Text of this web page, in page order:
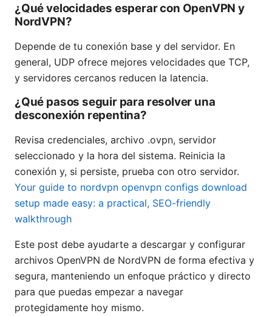
¿Qué velocidades esperar con OpenVPN y
NordVPN?
Depende de tu conexión base y del servidor. En
general, UDP ofrece mejores velocidades que TCP,
y servidores cercanos reducen la latencia.
¿Qué pasos seguir para resolver una
desconexión repentina?
Revisa credenciales, archivo .ovpn, servidor
seleccionado y la hora del sistema. Reinicia la
conexión y, si persiste, prueba con otro servidor.
Your guide to nordvpn openvpn configs download
setup made easy: a practical, SEO-friendly
walkthrough
Este post debe ayudarte a descargar y configurar
archivos OpenVPN de NordVPN de forma efectiva y
segura, manteniendo un enfoque práctico y directo
para que puedas empezar a navegar
protegidamente hoy mismo.